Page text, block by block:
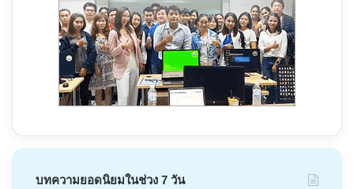
บทความยอดนิยมในช่วง 7 วัน